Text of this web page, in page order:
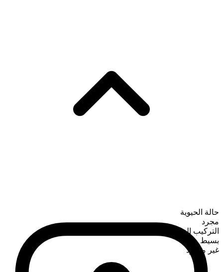
حالة الحيوية
مجرد
التركيب الصرفي
بسيط
غير معدود